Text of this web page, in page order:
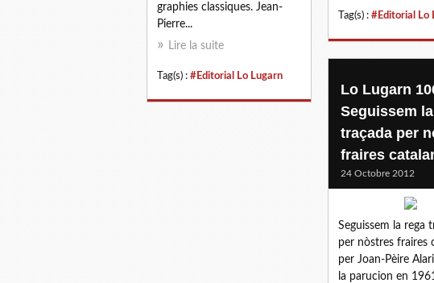
graphies classiques. Jean-
Pierre...
Lire la suite
Tag(s) : #Editorial Lo Lugarn
Tag(s) : #Editorial Lo
Lo Lugarn
Seguissem
traçada per
fraires
24 Octobre 2012
Seguissem la rega
per nòstres fraires
per Joan‐Pèire
la parucion en